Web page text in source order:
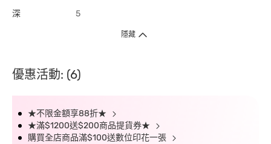
深 5
隱藏
優惠活動: (6)
★不限金額享88折★
★滿$1200送$200商品提貨券★
購買全店商品滿$100送數位印花一張